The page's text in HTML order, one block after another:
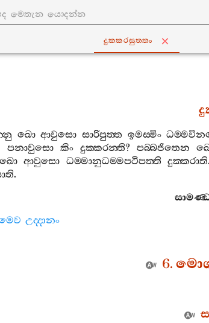
දුක‍්කරසුත‍්තං
ඛො ආවුසො සාරිපුත‍්ත ඉමස‍්මිං
පනාවුසො කිං දුක‍්කරන‍්ති? පබ‍්බජිතෙන
ඛො ආවුසො ධම‍්මානුධම‍්මපටිපත‍්ති දුක‍්කරාති
.
උද‍්දානං
6.